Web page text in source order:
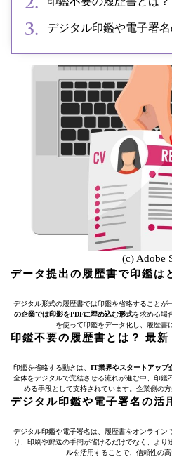
デジタル印鑑や電子署
(c) Adobe
データ提出の履歴書で印鑑は
デジタル形式の履歴書では印鑑を省略することが
の企業では印影をPDFに埋め込む形式を求める場
を使って印鑑をデータ化し、履歴書
印鑑不要の履歴書とは？ 最
印鑑を省略する動きは、 IT業界やスタートアップ
全体をデジタルで完結させる流れが進む中、印鑑
める手段として支持されています。企業側の
デジタル印鑑や電子署名の活
デジタル印鑑や電子署名は、履歴書をオンライン
り、印刷や郵送の手間が省けるだけでなく、より
ルを活用することで、信頼性の高